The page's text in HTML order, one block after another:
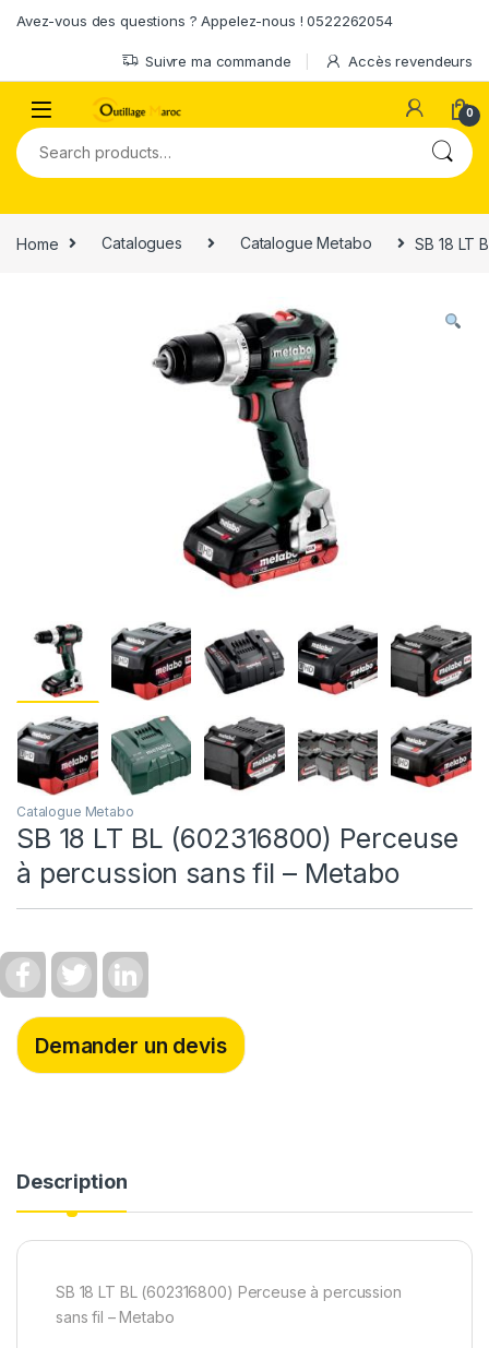
Avez-vous des questions ? Appelez-nous ! 0522262054
Suivre ma commande Accès revendeurs
0
Search for:
Home Catalogues Catalogue Metabo SB 18 LT
Catalogue Metabo
SB 18 LT BL (602316800) Perceuse
à percussion sans fil – Metabo
c
e
b
o
o
i
t
e
r
n
k
d
I
Demander un devis
Description
SB 18 LT BL (602316800) Perceuse à percussion
sans fil – Metabo